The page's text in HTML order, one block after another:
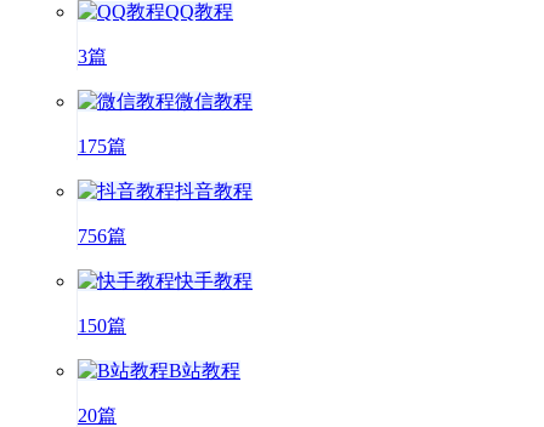
QQ教程
3篇
微信教程
175篇
抖音教程
756篇
快手教程
150篇
B站教程
20篇